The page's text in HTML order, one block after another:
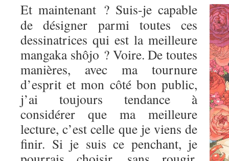
Et maintenant ? Suis-je capable
de désigner parmi toutes ces
dessinatrices qui est la meilleure
mangaka shôjo ? Voire. De toutes
manières, avec ma tournure
d’esprit et mon côté bon public,
j’ai toujours tendance à
considérer que ma meilleure
lecture, c’est celle que je viens de
finir. Si je suis ce penchant, je